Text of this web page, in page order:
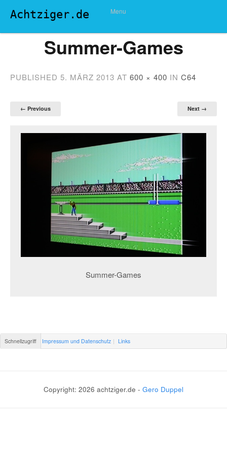
Achtziger.de Menu
Summer-Games
PUBLISHED 5. MÄRZ 2013 AT 600 × 400 IN C64
← Previous Next →
Summer-Games
Schnellzugriff Impressum und Datenschutz Links
Copyright: 2026 achtziger.de - Gero Duppel